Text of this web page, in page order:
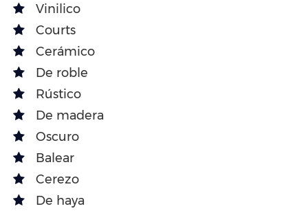
Vinilico
Courts
Cerámico
De roble
Rústico
De madera
Oscuro
Balear
Cerezo
De haya